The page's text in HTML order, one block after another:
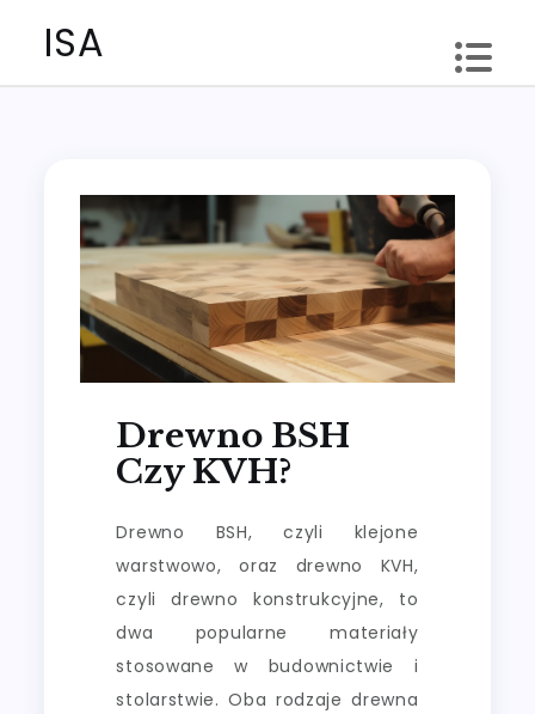
ISA
Drewno BSH
Czy KVH?
Drewno BSH, czyli klejone
warstwowo, oraz drewno KVH,
czyli drewno konstrukcyjne, to
dwa popularne materiały
stosowane w budownictwie i
stolarstwie. Oba rodzaje drewna